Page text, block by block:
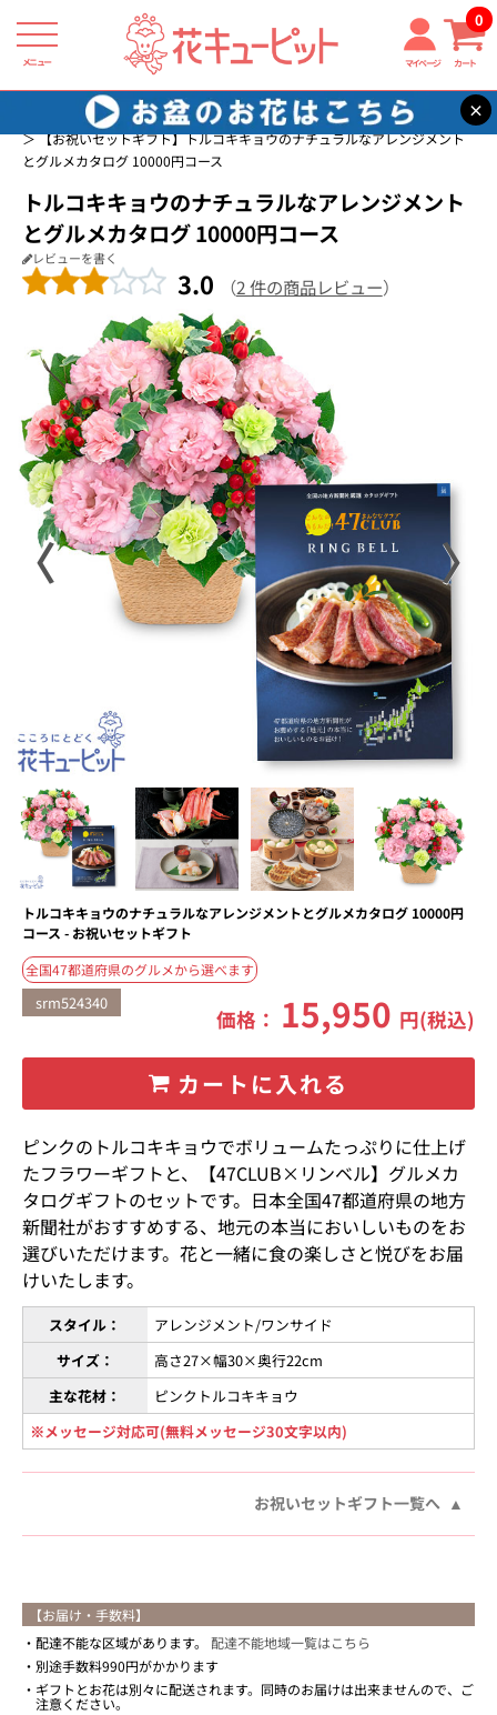
メニュー マイページ カート
0
×
花キューピット 誕生日フラワーギフト特集
お祝いセットギフト一覧
【お祝いセットギフト】トルコキキョウのナチュラルなアレンジメント
とグルメカタログ 10000円コース
トルコキキョウのナチュラルなアレンジメント
とグルメカタログ 10000円コース
レビューを書く
3.0 （2 件の商品レビュー）
〈 〉
トルコキキョウのナチュラルなアレンジメントとグルメカタログ 10000円
コース - お祝いセットギフト
全国47都道府県のグルメから選べます
srm524340
価格： 15,950 円(税込)
カートに入れる
ピンクのトルコキキョウでボリュームたっぷりに仕上げ
たフラワーギフトと、【47CLUB×リンベル】グルメカ
タログギフトのセットです。日本全国47都道府県の地方
新聞社がおすすめする、地元の本当においしいものをお
選びいただけます。花と一緒に食の楽しさと悦びをお届
けいたします。
スタイル：
アレンジメント/ワンサイド
サイズ：
高さ27×幅30×奥行22cm
主な花材：
ピンクトルコキキョウ
※メッセージ対応可(無料メッセージ30文字以内)
お祝いセットギフト一覧へ
【お届け・手数料】
配達不能な区域があります。 配達不能地域一覧はこちら
別途手数料990円がかかります
ギフトとお花は別々に配送されます。同時のお届けは出来ませんので、ご
注意ください。